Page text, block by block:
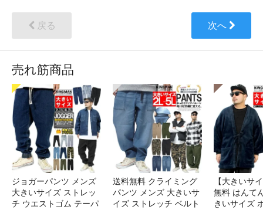
戻る 次へ
売れ筋商品
ジョガーパンツ メンズ
大きいサイズ ストレッ
チ ウエストゴム テーパ
送料無料 クライミング
パンツ メンズ 大きいサ
イズ ストレッチ ベルト
【大きいサ
無料 はんて
きいサイズ